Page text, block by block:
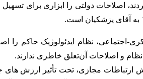
اصلاحات دولتی را ابزاری برای
نظام‌ و اصلاحات آن‌تعلق خاطری ندارند.
ارتباطات مجازی، تحت تأثیر ارزش های